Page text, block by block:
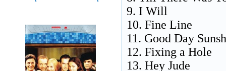
9. I Will
10. Fine Line
11. Good Day
12. Fixing a Hole
13. Hey Jude